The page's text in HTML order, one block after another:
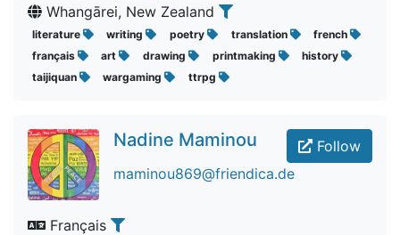
Whangārei, New Zealand
literature writing poetry translation
french
français
art drawing printmaking
history
taijiquan
wargaming ttrpg
Follow
Nadine Maminou
maminou869@friendica.de
Français